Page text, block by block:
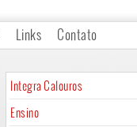
Links Contato
Integra Calouros
Ensino